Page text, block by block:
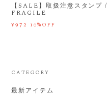
【SALE】取扱注意スタンプ /
FRAGILE
¥972 10%OFF
CATEGORY
最新アイテム